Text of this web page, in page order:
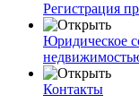
Регистрация
Юридическое
Контакты